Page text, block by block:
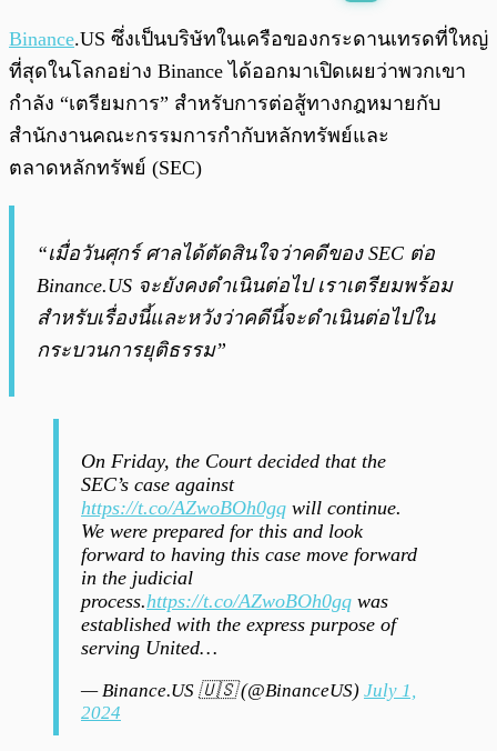
พร้อมเล่น 0:00
Binance.US ซึ่งเป็นบริษัทในเครือของกระดานเทรดที่ใหญ่
ที่สุดในโลกอย่าง Binance ได้ออกมาเปิดเผยว่าพวกเขา
กำลัง “เตรียมการ” สำหรับการต่อสู้ทางกฎหมายกับ
สำนักงานคณะกรรมการกำกับหลักทรัพย์และ
ตลาดหลักทรัพย์ (SEC)
“เมื่อวันศุกร์ ศาลได้ตัดสินใจว่าคดีของ SEC ต่อ
Binance.US จะยังคงดำเนินต่อไป เราเตรียมพร้อม
สำหรับเรื่องนี้และหวังว่าคดีนี้จะดำเนินต่อไปใน
กระบวนการยุติธรรม”
On Friday, the Court decided that the
SEC’s case against
https://t.co/AZwoBOh0gq will continue.
We were prepared for this and look
forward to having this case move forward
in the judicial
process.https://t.co/AZwoBOh0gq was
established with the express purpose of
serving United…
— Binance.US 🇺🇸 (@BinanceUS) July 1,
2024